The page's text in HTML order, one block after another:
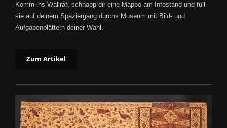
Komm ins Wallraf, schnapp dir eine Mappe am Infostand und füll
sie auf deinem Spaziergang durchs Museum mit Bild- und
Aufgabenblättern deiner Wahl.
Zum Artikel